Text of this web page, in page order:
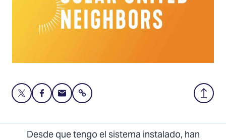
Share
Share
this
Share
this
on
Share
this
via
Back
to
Desde que tengo el sistema instalado, han